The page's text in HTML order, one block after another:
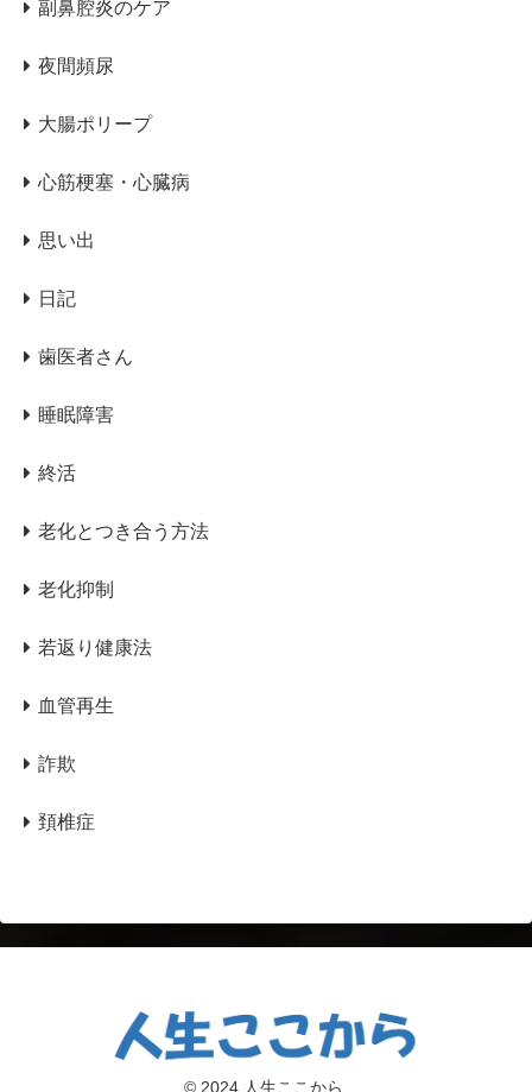
副鼻腔炎のケア
夜間頻尿
大腸ポリープ
心筋梗塞・心臓病
思い出
日記
歯医者さん
睡眠障害
終活
老化とつき合う方法
老化抑制
若返り健康法
血管再生
詐欺
頚椎症
© 2024 人生ここから.